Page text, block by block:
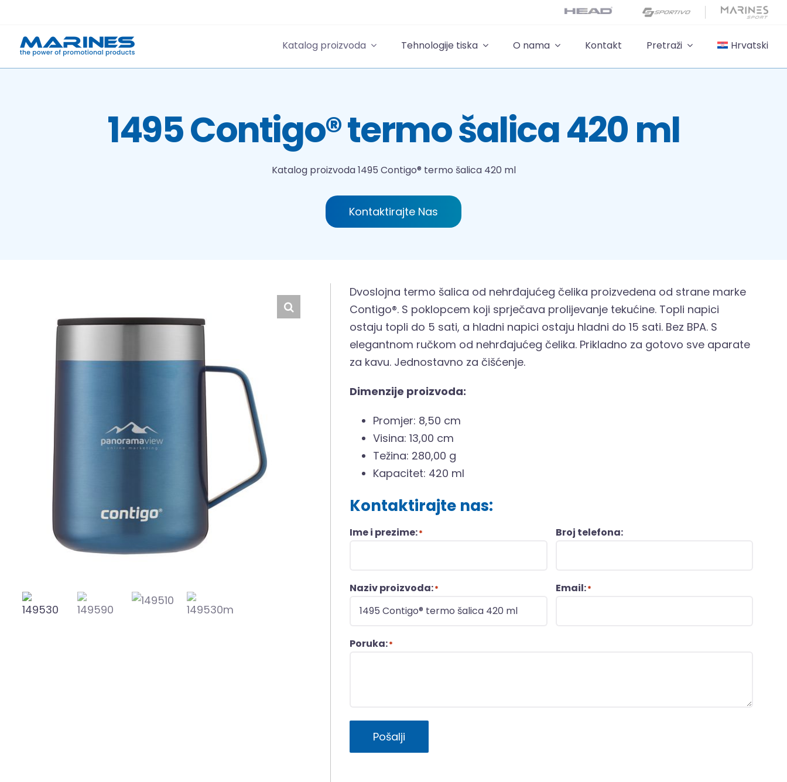
content
Katalog proizvoda Tehnologije tiska O nama Kontakt Pretraži Hrvatski
1495 Contigo® termo šalica 420 ml
Katalog proizvoda1495 Contigo® termo šalica 420 ml
Kontaktirajte Nas
Dvoslojna termo šalica od nehrđajućeg čelika proizvedena od strane marke
Contigo®. S poklopcem koji sprječava prolijevanje tekućine. Topli napici
ostaju topli do 5 sati, a hladni napici ostaju hladni do 15 sati. Bez BPA. S
elegantnom ručkom od nehrđajućeg čelika. Prikladno za gotovo sve aparate
za kavu. Jednostavno za čišćenje.
Dimenzije proizvoda:
Promjer: 8,50 cm
Visina: 13,00 cm
Težina: 280,00 g
Kapacitet: 420 ml
Kontaktirajte nas:
Ime i prezime:* Broj telefona:
Naziv proizvoda:* Email:*
Poruka:*
Pošalji